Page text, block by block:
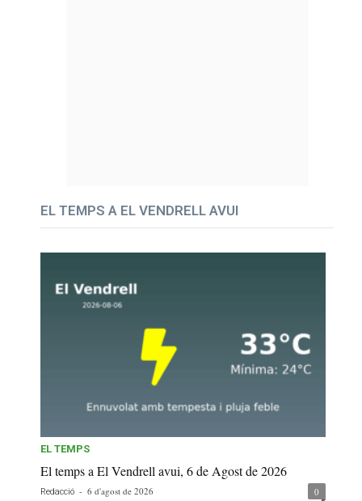
EL TEMPS A EL VENDRELL AVUI
EL TEMPS
El temps a El Vendrell avui, 6 de Agost de 2026
Redacció - 6 d'agost de 2026 0